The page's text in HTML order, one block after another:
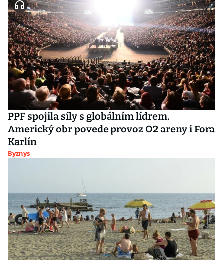
PPF spojila síly s globálním lídrem.
Americký obr povede provoz O2 areny i Fora
Karlín
Byznys